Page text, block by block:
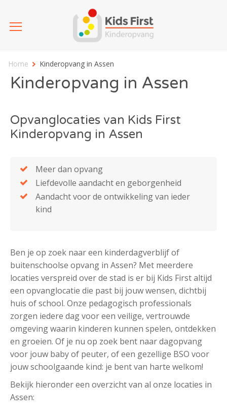
Home Kinderopvang in Assen
Kinderopvang in Assen
Opvanglocaties van Kids First
Kinderopvang in Assen
Meer dan opvang
Liefdevolle aandacht en geborgenheid
Aandacht voor de ontwikkeling van ieder
kind
Ben je op zoek naar een kinderdagverblijf of
buitenschoolse opvang in Assen? Met meerdere
locaties verspreid over de stad is er bij Kids First altijd
een opvanglocatie die past bij jouw wensen, dichtbij
huis of school. Onze pedagogisch professionals
zorgen iedere dag voor een veilige, vertrouwde
omgeving waarin kinderen kunnen spelen, ontdekken
en groeien. Of je nu op zoek bent naar dagopvang
voor jouw baby of peuter, of een gezellige BSO voor
jouw schoolgaande kind: je bent van harte welkom!
Bekijk hieronder een overzicht van al onze locaties in
Assen: